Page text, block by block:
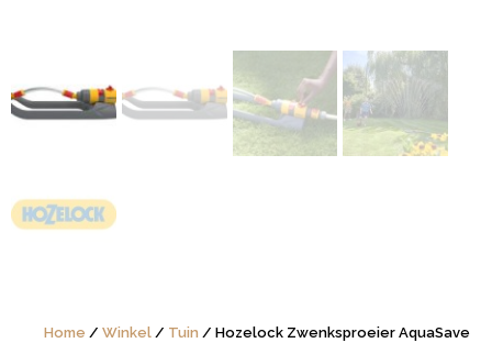
Home / Winkel / Tuin / Hozelock Zwenksproeier AquaSave